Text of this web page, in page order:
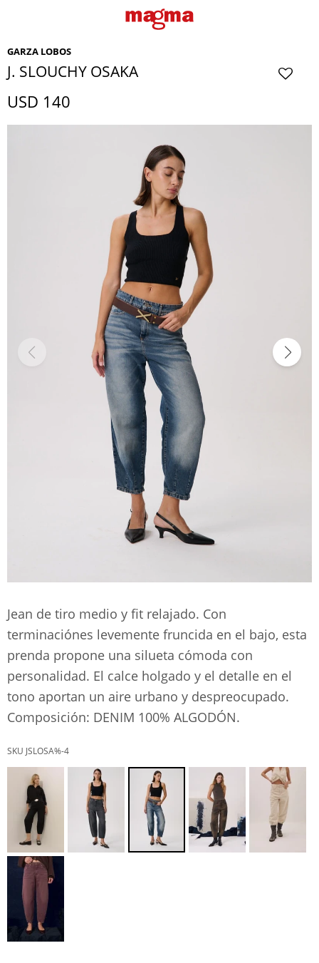
GARZA LOBOS
J. SLOUCHY OSAKA
USD 140
Jean de tiro medio y fit relajado. Con
terminaciónes levemente fruncida en el bajo, esta
prenda propone una silueta cómoda con
personalidad. El calce holgado y el detalle en el
tono aportan un aire urbano y despreocupado.
Composición: DENIM 100% ALGODÓN.
JSLOSA%-4